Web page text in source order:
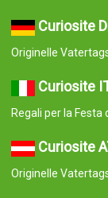
Curiosite
Originelle
Curiosite
Regali per la
Curiosite
Originelle